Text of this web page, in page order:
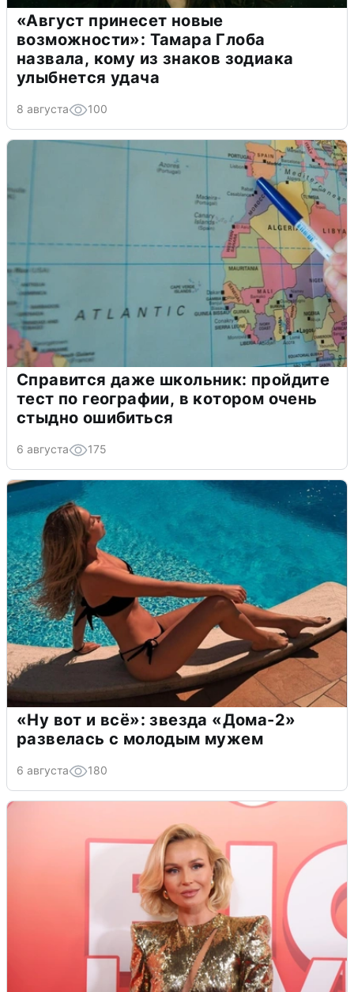
«Август принесет новые
возможности»: Тамара Глоба
назвала, кому из знаков зодиака
улыбнется удача
8 августа 100
Справится даже школьник: пройдите
тест по географии, в котором очень
стыдно ошибиться
6 августа 175
«Ну вот и всё»: звезда «Дома-2»
развелась с молодым мужем
6 августа 180